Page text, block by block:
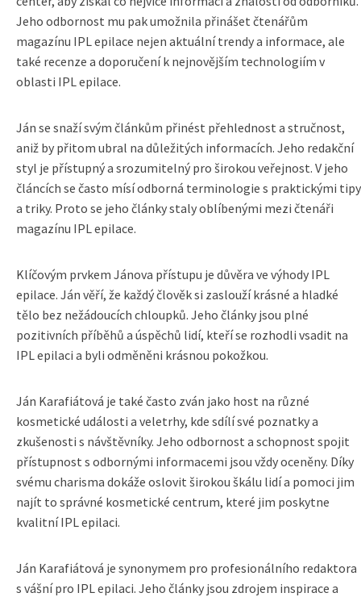
Jeho odbornost mu pak umožnila přinášet čtenářům
magazínu IPL epilace nejen aktuální trendy a informace, ale
také recenze a doporučení k nejnovějším technologiím v
oblasti IPL epilace.
Ján se snaží svým článkům přinést přehlednost a stručnost,
aniž by přitom ubral na důležitých informacích. Jeho redakční
styl je přístupný a srozumitelný pro širokou veřejnost. V jeho
článcích se často mísí odborná terminologie s praktickými tipy
a triky. Proto se jeho články staly oblíbenými mezi čtenáři
magazínu IPL epilace.
Klíčovým prvkem Jánova přístupu je důvěra ve výhody IPL
epilace. Ján věří, že každý člověk si zaslouží krásné a hladké
tělo bez nežádoucích chloupků. Jeho články jsou plné
pozitivních příběhů a úspěchů lidí, kteří se rozhodli vsadit na
IPL epilaci a byli odměněni krásnou pokožkou.
Ján Karafiátová je také často zván jako host na různé
kosmetické události a veletrhy, kde sdílí své poznatky a
zkušenosti s návštěvníky. Jeho odbornost a schopnost spojit
přístupnost s odbornými informacemi jsou vždy oceněny. Díky
svému charisma dokáže oslovit širokou škálu lidí a pomoci jim
najít to správné kosmetické centrum, které jim poskytne
kvalitní IPL epilaci.
Ján Karafiátová je synonymem pro profesionálního redaktora
s vášní pro IPL epilaci. Jeho články jsou zdrojem inspirace a